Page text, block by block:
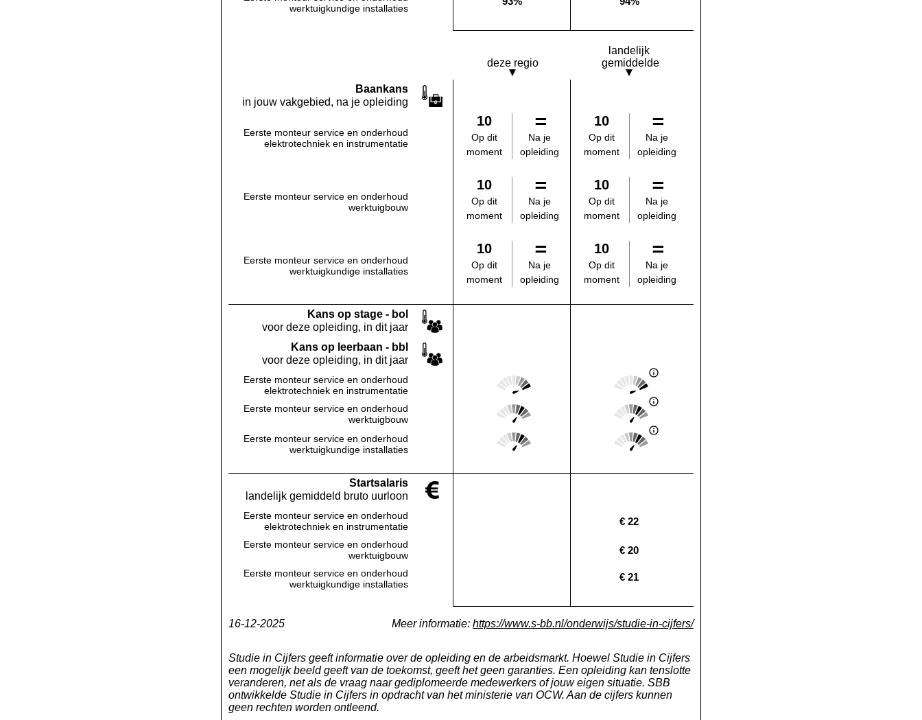
werktuigkundige installaties
Deze opleiding: Landelijk gemiddelde:
deze regio
landelijk
gemiddelde
Baankans
in jouw vakgebied, na je opleiding
Eerste monteur service en onderhoud
elektrotechniek en instrumentatie
10
Op dit
moment
Na je
opleiding
10
Op dit
moment
Na je
opleiding
Eerste monteur service en onderhoud
werktuigbouw
10
Op dit
moment
Na je
opleiding
10
Op dit
moment
Na je
opleiding
Eerste monteur service en onderhoud
werktuigkundige installaties
10
Op dit
moment
Na je
opleiding
10
Op dit
moment
Na je
opleiding
Kans op stage - bol
voor deze opleiding, in dit jaar
Kans op leerbaan - bbl
voor deze opleiding, in dit jaar
Eerste monteur service en onderhoud
elektrotechniek en instrumentatie
Deze regio:
Score: 5 van 5
Landelijk gemiddelde:
Score: 5 van 5
Eerste monteur service en onderhoud
werktuigbouw
Deze regio:
Score: 4 van 5
Landelijk gemiddelde:
Score: 4 van 5
Eerste monteur service en onderhoud
werktuigkundige installaties
Deze regio:
Score: 4 van 5
Landelijk gemiddelde:
Score: 4 van 5
Startsalaris
landelijk gemiddeld bruto uurloon
Eerste monteur service en onderhoud
elektrotechniek en instrumentatie
Landelijk gemiddelde:
€ 22
Eerste monteur service en onderhoud
werktuigbouw
Landelijk gemiddelde:
€ 20
Eerste monteur service en onderhoud
werktuigkundige installaties
Landelijk gemiddelde:
€ 21
16-12-2025 Meer informatie: https://www.s-bb.nl/onderwijs/studie-in-cijfers/
Studie in Cijfers geeft informatie over de opleiding en de arbeidsmarkt. Hoewel Studie in Cijfers
een mogelijk beeld geeft van de toekomst, geeft het geen garanties. Een opleiding kan tenslotte
veranderen, net als de vraag naar gediplomeerde medewerkers of jouw eigen situatie. SBB
ontwikkelde Studie in Cijfers in opdracht van het ministerie van OCW. Aan de cijfers kunnen
geen rechten worden ontleend.